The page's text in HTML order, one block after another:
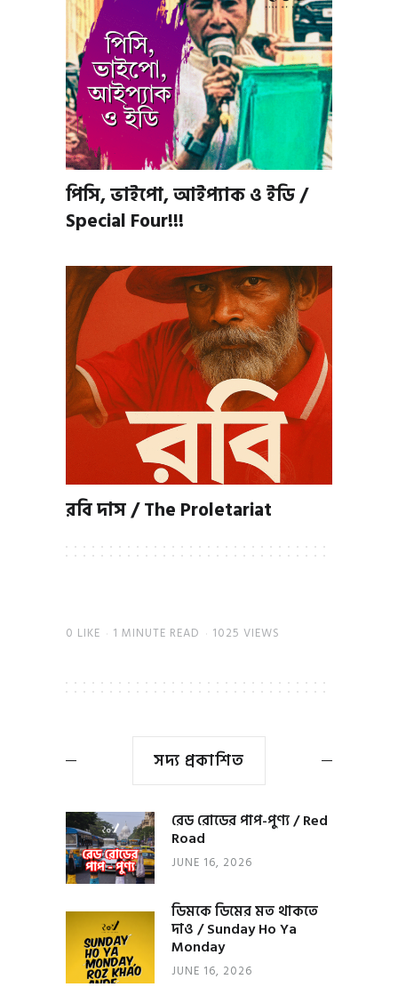
পিসি, ভাইপো, আইপ্যাক ও ইডি /
Special Four!!!
রবি দাস / The Proletariat
0 LIKE 1 MINUTE READ 1025 VIEWS
সদ্য প্রকাশিত
রেড রোডের পাপ-পুণ্য / Red
Road
JUNE 16, 2026
ডিমকে ডিমের মত থাকতে
দাও / Sunday Ho Ya
Monday
JUNE 16, 2026